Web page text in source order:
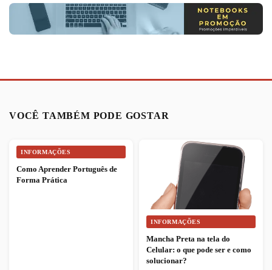
VOCÊ TAMBÉM PODE GOSTAR
INFORMAÇÕES
Como Aprender Português de
Forma Prática
INFORMAÇÕES
Mancha Preta na tela do
Celular: o que pode ser e como
solucionar?